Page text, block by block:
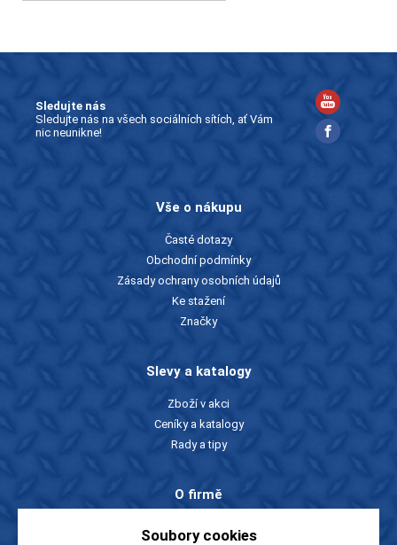
Sledujte nás
Sledujte nás na všech sociálních sítích, ať Vám
nic neunikne!
Vše o nákupu
Časté dotazy
Obchodní podmínky
Zásady ochrany osobních údajů
Ke stažení
Značky
Slevy a katalogy
Zboží v akci
Ceníky a katalogy
Rady a tipy
O firmě
Soubory cookies